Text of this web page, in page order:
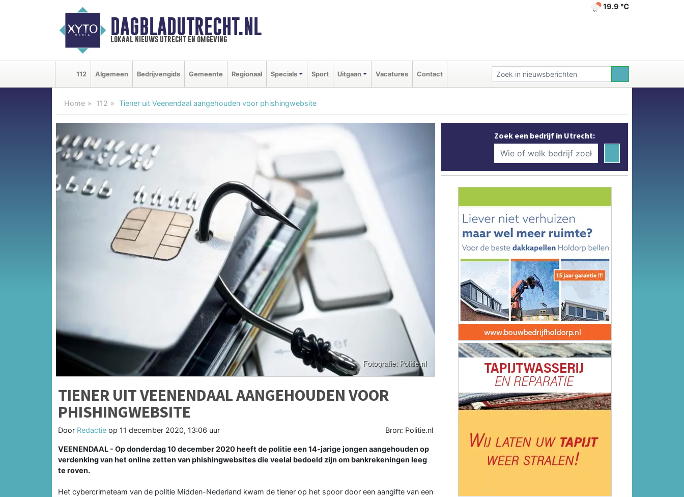
DAGBLADUTRECHT.NL
lokaal nieuws utrecht en omgeving
19.9 ℃
112 Algemeen Bedrijvengids Gemeente Regionaal Specials Sport Uitgaan Vacatures Contact
Home 112 Tiener uit Veenendaal aangehouden voor phishingwebsite
TIENER UIT VEENENDAAL AANGEHOUDEN VOOR
PHISHINGWEBSITE
Door Redactie op 11 december 2020, 13:06 uur Bron: Politie.nl
VEENENDAAL - Op donderdag 10 december 2020 heeft de politie een 14-jarige jongen aangehouden op
verdenking van het online zetten van phishingwebsites die veelal bedoeld zijn om bankrekeningen leeg
te roven.
Het cybercrimeteam van de politie Midden-Nederland kwam de tiener op het spoor door een aangifte van een
Zoek een bedrijf in Utrecht: